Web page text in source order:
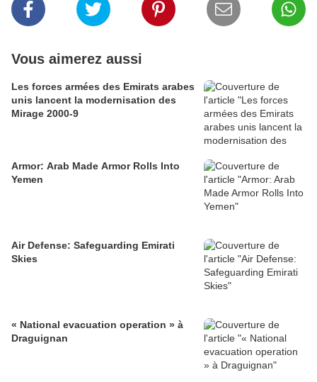
Vous aimerez aussi
Les forces armées des Emirats arabes
unis lancent la modernisation des
Mirage 2000-9
Armor: Arab Made Armor Rolls Into
Yemen
Air Defense: Safeguarding Emirati
Skies
« National evacuation operation » à
Draguignan